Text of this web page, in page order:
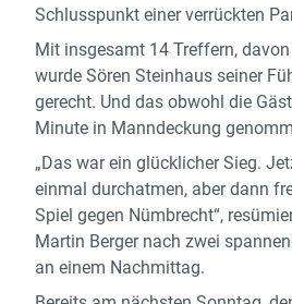
Schlusspunkt einer verrückten
Mit insgesamt 14 Treffern,
wurde Sören Steinhaus seiner
gerecht. Und das obwohl die
Minute in Manndeckung
„Das war ein glücklicher Sieg.
einmal durchatmen, aber dann
Spiel gegen Nümbrecht“,
Martin Berger nach zwei
an einem Nachmittag.